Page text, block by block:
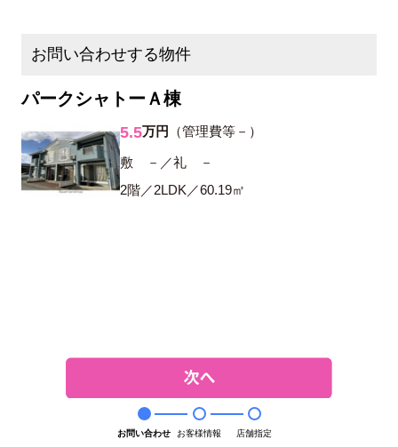
お問い合わせする物件
パークシャトーＡ棟
5.5万円 （管理費等－）
敷 －／礼 －
2階／2LDK／60.19㎡
お問い合わせ お客様情報 店舗指定